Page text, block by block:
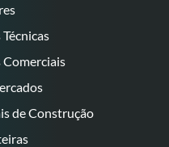
Comerciais
de Construção